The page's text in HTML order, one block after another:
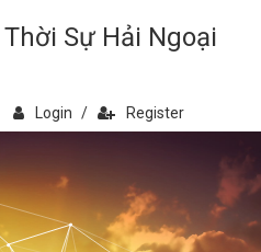
Sự Hải Ngoại
Login / Register